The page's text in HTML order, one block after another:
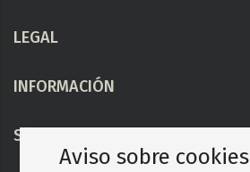
LEGAL
INFORMACIÓN
Síguenos
Aviso sobre cookies